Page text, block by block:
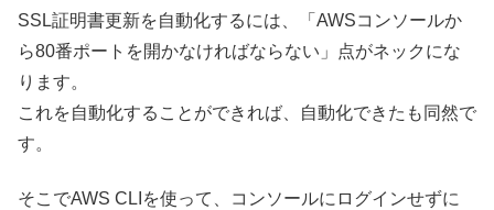
SSL証明書更新を自動化するには、「AWSコンソールか
ら80番ポートを開かなければならない」点がネックにな
ります。
これを自動化することができれば、自動化できたも同然で
す。
そこでAWS CLIを使って、コンソールにログインせずに